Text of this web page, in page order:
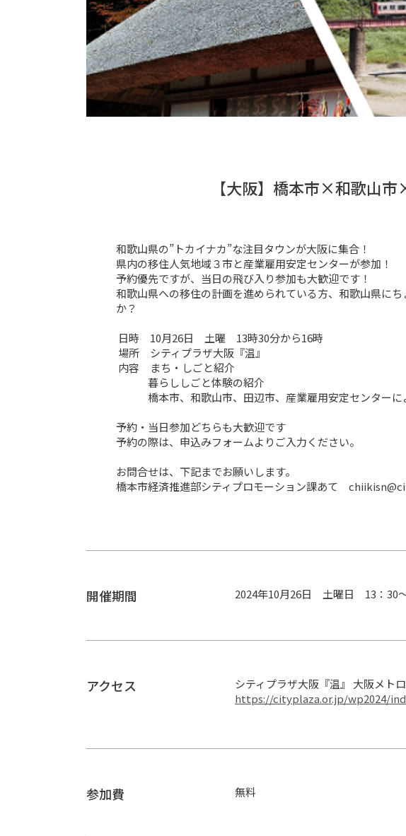
【大阪】橋本市×和歌山
和歌山県の”トカイナカ”な注目タウンが大阪に集合！
県内の移住人気地域３市と産業雇用安定センターが参加！
予約優先ですが、当日の飛び入り参加も大歓迎です！
和歌山県への移住の計画を進められている方、和歌山県に
か？
暮らししごと体験の紹介
橋本市、和歌山市、田辺市、産業雇用安定センターに
予約・当日参加どちらも大歓迎です
予約の際は、申込みフォームよりご入力ください。
お問合せは、下記までお願いします。
橋本市経済推進部シティプロモーション課あて　
開催期間 2024年10月26日　土曜日　13：30
アクセス
https://cityplaza.or.jp/wp2024/
参加費 無料